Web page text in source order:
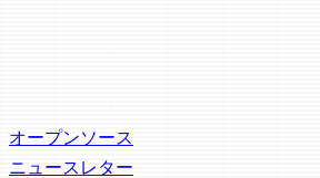
オープンソース
ニュースレター